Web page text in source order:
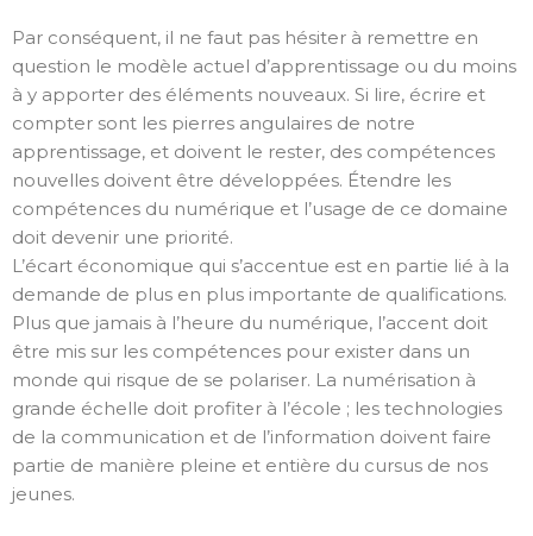
Par conséquent, il ne faut pas hésiter à remettre en
question le modèle actuel d’apprentissage ou du moins
à y apporter des éléments nouveaux. Si lire, écrire et
compter sont les pierres angulaires de notre
apprentissage, et doivent le rester, des compétences
nouvelles doivent être développées. Étendre les
compétences du numérique et l’usage de ce domaine
doit devenir une priorité.
L’écart économique qui s’accentue est en partie lié à la
demande de plus en plus importante de qualifications.
Plus que jamais à l’heure du numérique, l’accent doit
être mis sur les compétences pour exister dans un
monde qui risque de se polariser. La numérisation à
grande échelle doit profiter à l’école ; les technologies
de la communication et de l’information doivent faire
partie de manière pleine et entière du cursus de nos
jeunes.